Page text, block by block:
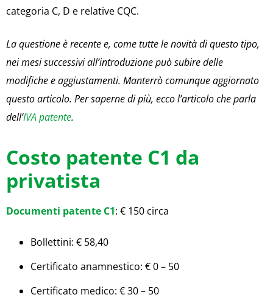
categoria C, D e relative CQC.
La questione è recente e, come tutte le novità di questo tipo,
nei mesi successivi all’introduzione può subire delle
modifiche e aggiustamenti. Manterrò comunque aggiornato
questo articolo. Per saperne di più, ecco l’articolo che parla
dell’IVA patente.
Costo patente C1 da
privatista
Documenti patente C1: € 150 circa
Bollettini: € 58,40
Certificato anamnestico: € 0 – 50
Certificato medico: € 30 – 50